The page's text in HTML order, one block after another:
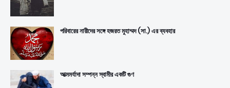
পরিবারের নারীদের সঙ্গে হজরত মুহাম্মদ (সা.) এর ব্যবহার
আত্মমর্যাদা সম্পন্ন স্বামীর একটি গুণ